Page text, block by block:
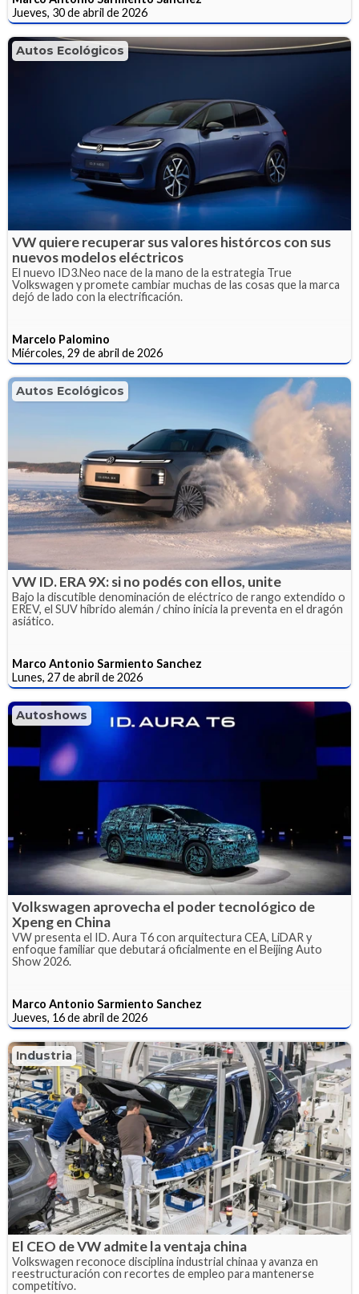
Jueves, 30 de abril de 2026
Autos Ecológicos
VW quiere recuperar sus valores histórcos con sus
nuevos modelos eléctricos
El nuevo ID3.Neo nace de la mano de la estrategia True
Volkswagen y promete cambiar muchas de las cosas que la marca
dejó de lado con la electrificación.
Marcelo Palomino
Miércoles, 29 de abril de 2026
Autos Ecológicos
VW ID. ERA 9X: si no podés con ellos, unite
Bajo la discutible denominación de eléctrico de rango extendido o
EREV, el SUV híbrido alemán / chino inicia la preventa en el dragón
asiático.
Marco Antonio Sarmiento Sanchez
Lunes, 27 de abril de 2026
Autoshows
Volkswagen aprovecha el poder tecnológico de
Xpeng en China
VW presenta el ID. Aura T6 con arquitectura CEA, LiDAR y
enfoque familiar que debutará oficialmente en el Beijing Auto
Show 2026.
Marco Antonio Sarmiento Sanchez
Jueves, 16 de abril de 2026
Industria
El CEO de VW admite la ventaja china
Volkswagen reconoce disciplina industrial chinaa y avanza en
reestructuración con recortes de empleo para mantenerse
competitivo.